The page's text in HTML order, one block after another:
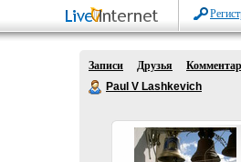
Записи Друзья
Paul V Lashkevich